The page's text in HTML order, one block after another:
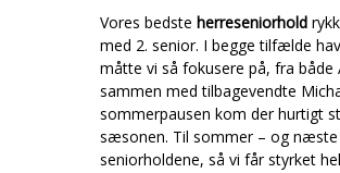
Vores bedste herreseniorhold
med 2. senior. I begge tilfælde
måtte vi så fokusere på, fra
sammen med tilbagevendte
sommerpausen kom der hurtigt
sæsonen. Til sommer – og næste
seniorholdene, så vi får styrket